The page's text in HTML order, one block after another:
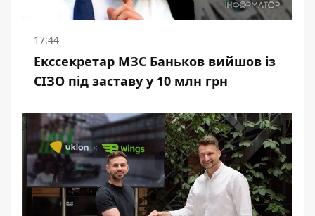
17:44
Екссекретар МЗС Баньков вийшов із
СІЗО під заставу у 10 млн грн